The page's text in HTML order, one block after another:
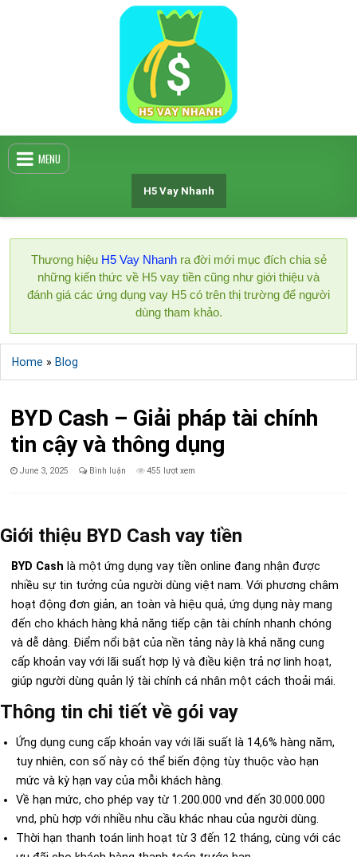
MENU
H5 Vay Nhanh
Thương hiệu H5 Vay Nhanhra đời mới mục đích chia sẻ
những kiến thức về H5 vay tiền cũng như giới thiệu và
đánh giá các ứng dụng vay H5 có trên thị trường để người
dùng tham khảo.
Home » Blog
BYD Cash – Giải pháp tài chính
tin cậy và thông dụng
Published
June 3, 2025 Bình luận 455 lượt xem
Giới thiệu BYD Cash vay tiền
BYD Cash là một ứng dụng vay tiền online đang nhận được
nhiều sự tin tưởng của người dùng việt nam. Với phương châm
hoạt động đơn giản, an toàn và hiệu quả, ứng dụng này mang
đến cho khách hàng khả năng tiếp cận tài chính nhanh chóng
và dễ dàng. Điểm nổi bật của nền tảng này là khả năng cung
cấp khoản vay với lãi suất hợp lý và điều kiện trả nợ linh hoạt,
giúp người dùng quản lý tài chính cá nhân một cách thoải mái.
Thông tin chi tiết về gói vay
Ứng dụng cung cấp khoản vay với lãi suất là 14,6% hàng năm,
tuy nhiên, con số này có thể biến động tùy thuộc vào hạn
mức và kỳ hạn vay của mỗi khách hàng.
Về hạn mức, cho phép vay từ 1.200.000 vnd đến 30.000.000
vnd, phù hợp với nhiều nhu cầu khác nhau của người dùng.
Thời hạn thanh toán linh hoạt từ 3 đến 12 tháng, cùng với các